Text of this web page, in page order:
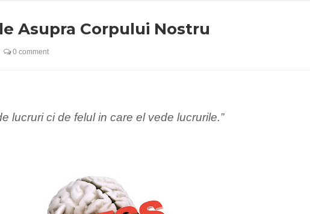
Asupra Corpului Nostru
0 comment
lucruri ci de felul in care el vede lucrurile.”